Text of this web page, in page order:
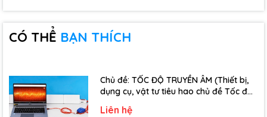
CÓ THỂ BẠN THÍCH
Chủ đề: TỐC ĐỘ TRUYỀN ÂM (Thiết bị,
dụng cụ, vật tư tiêu hao chủ đề Tốc độ
Liên hệ